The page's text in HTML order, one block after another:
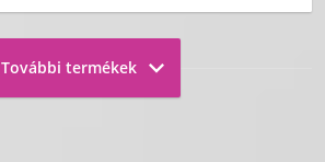
További termékek 